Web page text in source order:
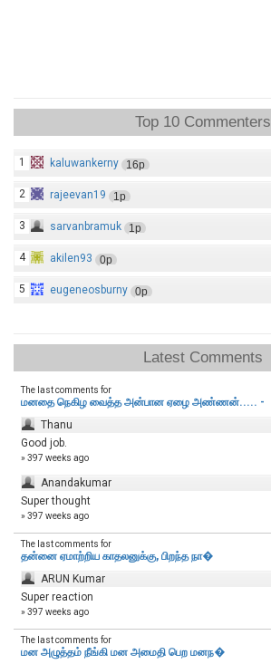
Top 10 Commenters
1 kaluwankerny 16p
2 rajeevan19 1p
3 sarvanbramuk 1p
4 akilen93 0p
5 eugeneosburny 0p
Latest Comments
The last comments for
மனதை நெகிழ வைத்த அன்பான ஏழை அண்ணன்..... -
Thanu
Good job.
» 397 weeks ago
Anandakumar
Super thought
» 397 weeks ago
The last comments for
தன்னை ஏமாற்றிய காதலனுக்கு, பிறந்த நா�
ARUN Kumar
Super reaction
» 397 weeks ago
The last comments for
மன அழுத்தம் நீங்கி மன அமைதி பெற‌ மனந�